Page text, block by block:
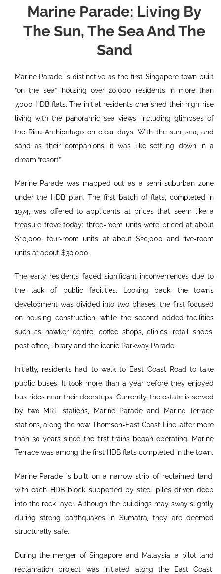
Marine Parade: Living By
The Sun, The Sea And The
Sand
Marine Parade is distinctive as the first Singapore town built
“on the sea”, housing over 20,000 residents in more than
7,000 HDB flats. The initial residents cherished their high-rise
living with the panoramic sea views, including glimpses of
the Riau Archipelago on clear days. With the sun, sea, and
sand as their companions, it was like settling down in a
dream “resort”.
Marine Parade was mapped out as a semi-suburban zone
under the HDB plan. The first batch of flats, completed in
1974, was offered to applicants at prices that seem like a
treasure trove today: three-room units were priced at about
$10,000, four-room units at about $20,000 and five-room
units at about $30,000.
The early residents faced significant inconveniences due to
the lack of public facilities. Looking back, the town’s
development was divided into two phases: the first focused
on housing construction, while the second added facilities
such as hawker centre, coffee shops, clinics, retail shops,
post office, library and the iconic Parkway Parade.
Initially, residents had to walk to East Coast Road to take
public buses. It took more than a year before they enjoyed
bus rides near their doorsteps. Currently, the estate is served
by two MRT stations, Marine Parade and Marine Terrace
stations, along the new Thomson-East Coast Line, after more
than 30 years since the first trains began operating. Marine
Terrace was among the first HDB flats completed in the town.
Marine Parade is built on a narrow strip of reclaimed land,
with each HDB block supported by steel piles driven deep
into the rock layer. Although the buildings may sway slightly
during strong earthquakes in Sumatra, they are deemed
structurally safe.
During the merger of Singapore and Malaysia, a pilot land
reclamation project was initiated along the East Coast,